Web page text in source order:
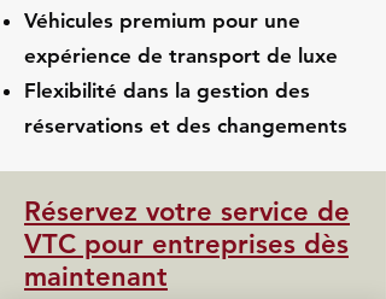
Véhicules premium pour une
expérience de transport de luxe
Flexibilité dans la gestion des
réservations et des changements
Réservez votre service de
VTC pour entreprises dès
maintenant